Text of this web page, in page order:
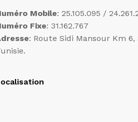
Mobile: 25.105.095 /
Fixe: 31.162.767
: Route Sidi Mansour Km 6,